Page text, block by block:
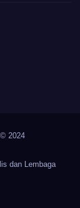
© 2024
dan Lembaga